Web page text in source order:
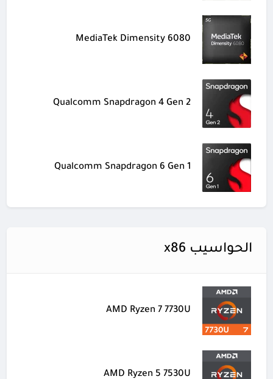
MediaTek Dimensity 6080
Qualcomm Snapdragon 4 Gen 2
Qualcomm Snapdragon 6 Gen 1
الحواسيب x86
AMD Ryzen 7 7730U
AMD Ryzen 5 7530U